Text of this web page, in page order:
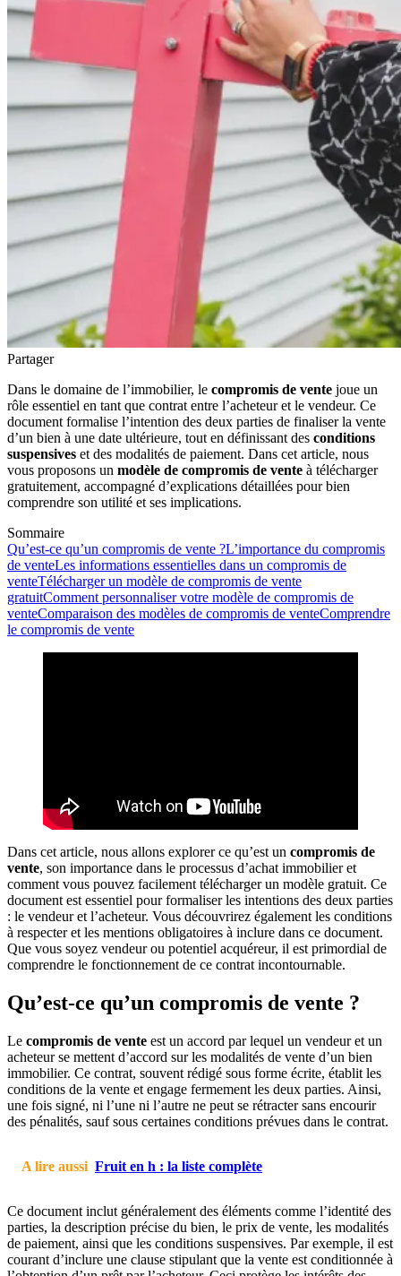
Partager
Dans le domaine de l’immobilier, le compromis de vente joue un
rôle essentiel en tant que contrat entre l’acheteur et le vendeur. Ce
document formalise l’intention des deux parties de finaliser la vente
d’un bien à une date ultérieure, tout en définissant des conditions
suspensives et des modalités de paiement. Dans cet article, nous
vous proposons un modèle de compromis de vente à télécharger
gratuitement, accompagné d’explications détaillées pour bien
comprendre son utilité et ses implications.
Sommaire
Qu’est-ce qu’un compromis de vente ?L’importance du compromis
de venteLes informations essentielles dans un compromis de
venteTélécharger un modèle de compromis de vente
gratuitComment personnaliser votre modèle de compromis de
venteComparaison des modèles de compromis de venteComprendre
le compromis de vente
Dans cet article, nous allons explorer ce qu’est un compromis de
vente, son importance dans le processus d’achat immobilier et
comment vous pouvez facilement télécharger un modèle gratuit. Ce
document est essentiel pour formaliser les intentions des deux parties
: le vendeur et l’acheteur. Vous découvrirez également les conditions
à respecter et les mentions obligatoires à inclure dans ce document.
Que vous soyez vendeur ou potentiel acquéreur, il est primordial de
comprendre le fonctionnement de ce contrat incontournable.
Qu’est-ce qu’un compromis de vente ?
Le compromis de vente est un accord par lequel un vendeur et un
acheteur se mettent d’accord sur les modalités de vente d’un bien
immobilier. Ce contrat, souvent rédigé sous forme écrite, établit les
conditions de la vente et engage fermement les deux parties. Ainsi,
une fois signé, ni l’une ni l’autre ne peut se rétracter sans encourir
des pénalités, sauf sous certaines conditions prévues dans le contrat.
A lire aussi Fruit en h : la liste complète
Ce document inclut généralement des éléments comme l’identité des
parties, la description précise du bien, le prix de vente, les modalités
de paiement, ainsi que les conditions suspensives. Par exemple, il est
courant d’inclure une clause stipulant que la vente est conditionnée à